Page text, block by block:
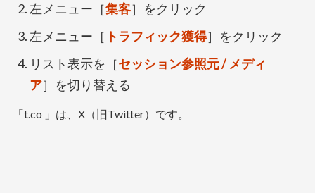
左メニュー［集客］をクリック
左メニュー［ トラフィック獲得］をクリック
リスト表示を［セッション参照元 / メディ
ア］を切り替える
「t.co 」は、X（旧Twitter）です。